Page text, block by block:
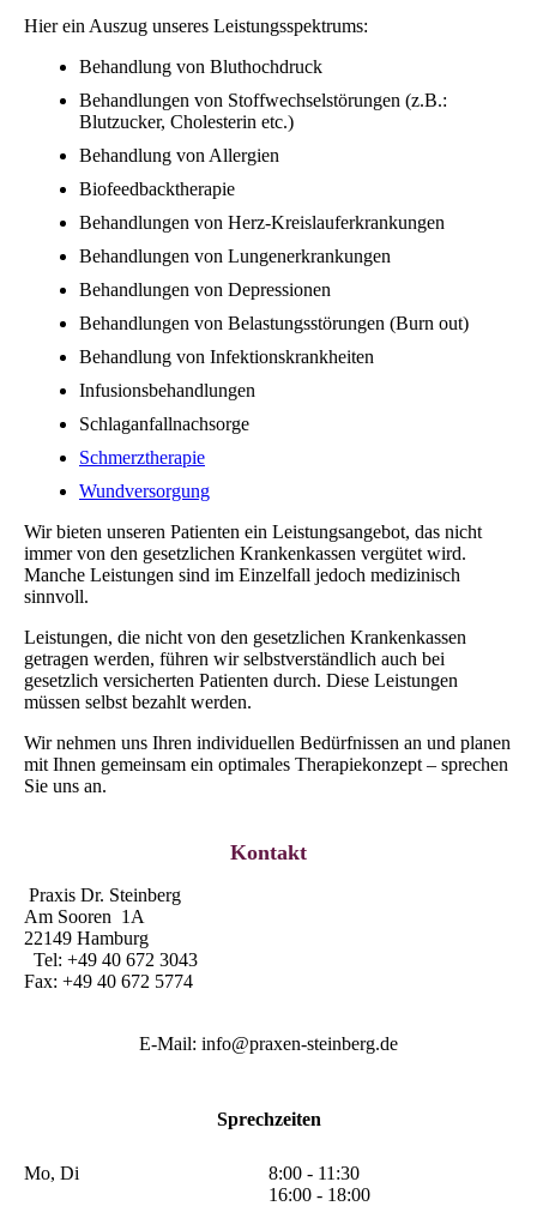
Hier ein Auszug unseres Leistungsspektrums:
Behandlung von Bluthochdruck
Behandlungen von Stoffwechselstörungen (z.B.:
Blutzucker, Cholesterin etc.)
Behandlung von Allergien
Biofeedbacktherapie
Behandlungen von Herz-Kreislauferkrankungen
Behandlungen von Lungenerkrankungen
Behandlungen von Depressionen
Behandlungen von Belastungsstörungen (Burn out)
Behandlung von Infektionskrankheiten
Infusionsbehandlungen
Schlaganfallnachsorge
Schmerztherapie
Wundversorgung
Wir bieten unseren Patienten ein Leistungsangebot, das nicht
immer von den gesetzlichen Krankenkassen vergütet wird.
Manche Leistungen sind im Einzelfall jedoch medizinisch
sinnvoll.
Leistungen, die nicht von den gesetzlichen Krankenkassen
getragen werden, führen wir selbstverständlich auch bei
gesetzlich versicherten Patienten durch. Diese Leistungen
müssen selbst bezahlt werden.
Wir nehmen uns Ihren individuellen Bedürfnissen an und planen
mit Ihnen gemeinsam ein optimales Therapiekonzept – sprechen
Sie uns an.
Kontakt
Praxis Dr. Steinberg
Am Sooren 1A
22149 Hamburg
Tel: +49 40 672 3043
Fax: +49 40 672 5774
E-Mail: info@praxen-steinberg.de
Sprechzeiten
Mo, Di
8:00 - 11:30
16:00 - 18:00